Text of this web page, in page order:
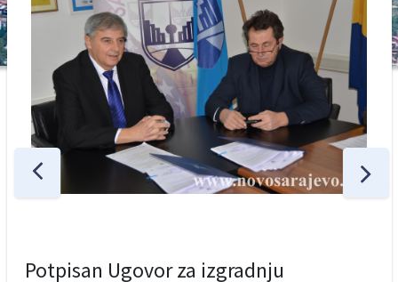
Potpisan Ugovor za izgradnju